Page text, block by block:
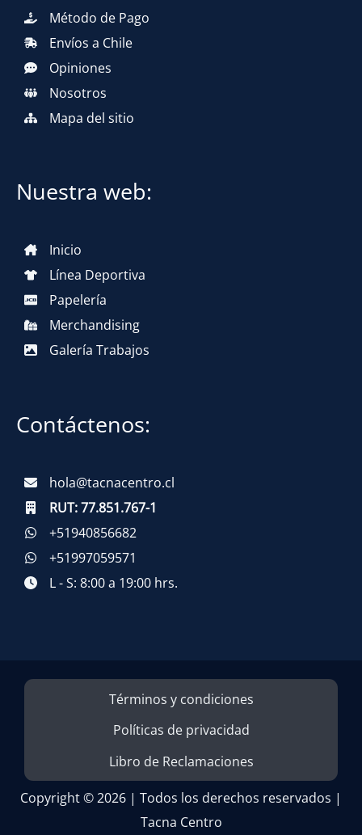
Método de Pago
Envíos a Chile
Opiniones
Nosotros
Mapa del sitio
Nuestra web:
Inicio
Línea Deportiva
Papelería
Merchandising
Galería Trabajos
Contáctenos:
hola@tacnacentro.cl
RUT:77.851.767-1
+51940856682
+51997059571
L - S: 8:00 a 19:00 hrs.
Términos y condiciones
Políticas de privacidad
Libro de Reclamaciones
Copyright © 2026 | Todos los derechos reservados |
Tacna Centro